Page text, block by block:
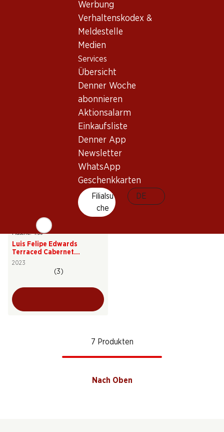
Werbung
Verhaltenskodex &
Meldestelle
Medien
Services
Übersicht
Denner Woche
abonnieren
Aktionsalarm
Einkaufsliste
Denner App
Newsletter
WhatsApp
Geschenkkarten
Filialsu
che
DE
Casillero del Diablo Dark
Luis Felipe Edwards
Terraced Cabernet
Flasche: 4.95
Luis Felipe Edwards
Terraced Cabernet
Sauvignon Gran Reserva
2023
(3)
7 Produkten
Nach Oben